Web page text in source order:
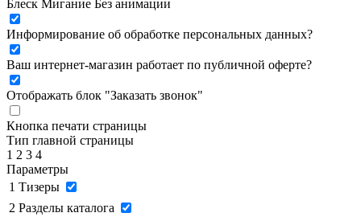
Блеск Мигание Без анимации
Информирование об обработке персональных данных?
Ваш интернет-магазин работает по публичной оферте?
Отображать блок "Заказать звонок"
Кнопка печати страницы
Тип главной страницы
1 2 3 4
Параметры
1 Тизеры
2 Разделы каталога